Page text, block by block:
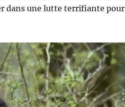
dans une lutte terrifiante pour